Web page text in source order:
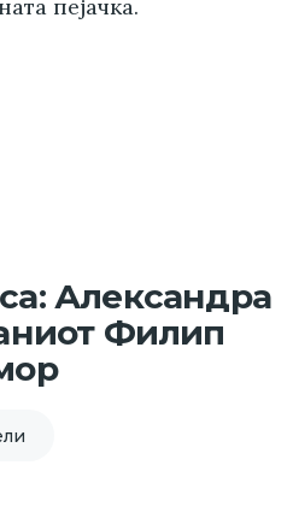
пејачка.
Александра
Филип